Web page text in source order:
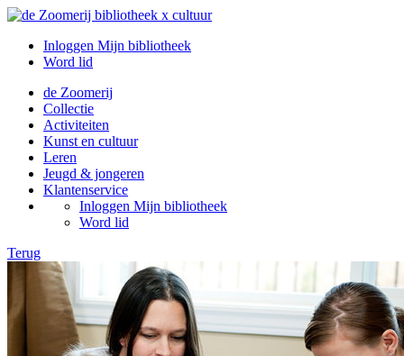
Inloggen Mijn bibliotheek
Word lid
de Zoomerij
Collectie
Activiteiten
Kunst en cultuur
Leren
Jeugd & jongeren
Klantenservice
Inloggen Mijn bibliotheek
Word lid
Terug